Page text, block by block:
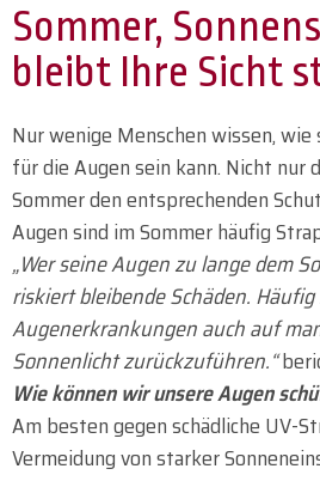
Sommer,
bleibt Ihre Sicht
Nur wenige Menschen wissen, wie
für die Augen sein kann. Nicht
Sommer den entsprechenden
Augen sind im Sommer häufig
„Wer seine Augen zu lange dem
riskiert bleibende Schäden.
Augenerkrankungen auch auf
Sonnenlicht zurückzuführen.“
Wie können wir unsere Augen
Am besten gegen schädliche UV-
Vermeidung von starker